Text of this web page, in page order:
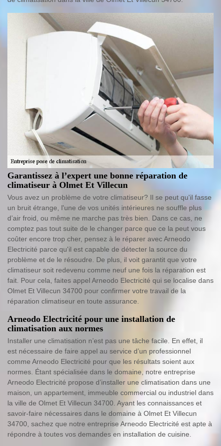
Garantissez à l’expert une bonne réparation de
climatiseur à Olmet Et Villecun
Vous avez un problème de votre climatiseur? Il se peut qu'il fasse
un bruit étrange, l'une de vos unités intérieures ne souffle plus
d’air froid, ou même ne marche pas très bien. Dans ce cas, ne
comptez pas tout suite de le changer parce que ce la peut vous
coûter encore trop cher, pensez à le réparer avec Arneodo
Electricité parce qu'il est capable de détecter la source du
problème et de le résoudre. De plus, il voit garantit que votre
climatiseur soit redevenu comme neuf une fois la réparation est
fait. Pour cela, faites appel Arneodo Electricité qui se localise dans
Olmet Et Villecun 34700 pour confirmer votre travail de la
réparation climatiseur en toute assurance.
Arneodo Electricité pour une installation de
climatisation aux normes
Installer une climatisation n’est pas une tâche facile. En effet, il
est nécessaire de faire appel au service d’un professionnel
comme Arneodo Electricité pour que les résultats soient aux
normes. Étant spécialisée dans le domaine, notre entreprise
Arneodo Electricité propose d’installer une climatisation dans une
maison, un appartement, immeuble commercial ou industriel dans
la ville de Olmet Et Villecun 34700. Ayant les connaissances et
savoir-faire nécessaires dans le domaine à Olmet Et Villecun
34700, sachez que notre entreprise Arneodo Electricité est apte à
répondre à toutes vos demandes en installation de cuisine.